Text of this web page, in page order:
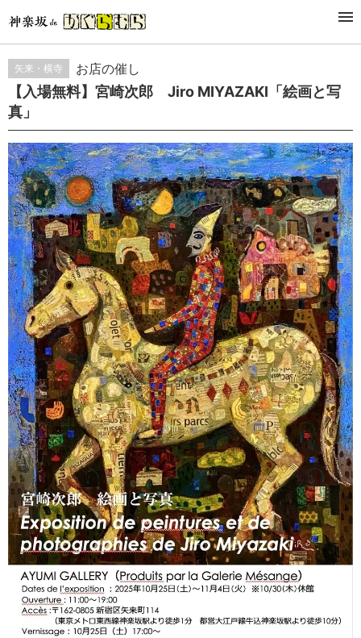
EVENT 催事・イベント
矢来・横寺 お店の催し
【入場無料】宮崎次郎 Jiro MIYAZAKI「絵画と写
真」